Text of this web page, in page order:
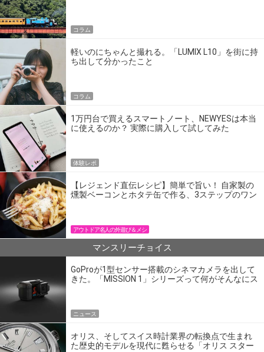
コラム
軽いのにちゃんと撮れる。「LUMIX L10」を街に持
ち出して分かったこと
コラム
1万円台で買えるスマートノート、NEWYESは本当
に使えるのか？ 実際に購入して試してみた
体験レポ
【レジェンド直伝レシピ】簡単で旨い！ 自家製の
燻製ベーコンとホタテ缶で作る、3ステップのワン
アウトドア名人の外遊び＆メシ
マンスリーチョイス
GoProが1型センサー搭載のシネマカメラを出して
きた。「MISSION 1」シリーズって何がそんなにス
ニュース
オリス、そしてスイス時計業界の転換点で生まれ
た歴史的モデルを現代に甦らせる「オリス スター